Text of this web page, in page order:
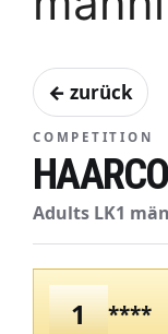
← zurück
COMPETITION
Adults LK1
1 ****